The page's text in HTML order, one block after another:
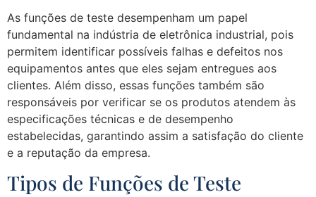
As funções de teste desempenham um papel
fundamental na indústria de eletrônica industrial, pois
permitem identificar possíveis falhas e defeitos nos
equipamentos antes que eles sejam entregues aos
clientes. Além disso, essas funções também são
responsáveis por verificar se os produtos atendem às
especificações técnicas e de desempenho
estabelecidas, garantindo assim a satisfação do cliente
e a reputação da empresa.
Tipos de Funções de Teste